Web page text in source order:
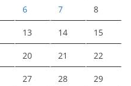
6 7 8
13 14 15
20 21 22
27 28 29